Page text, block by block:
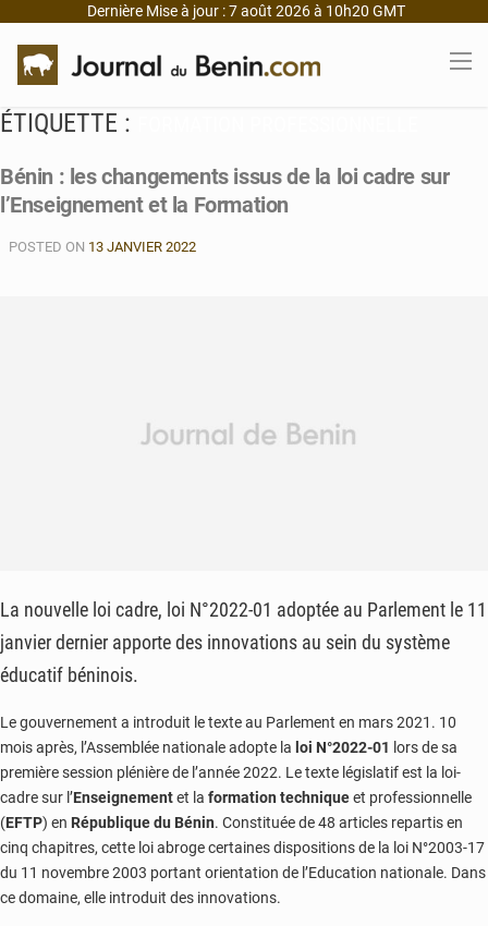
Dernière Mise à jour : 7 août 2026 à 10h20 GMT
ÉTIQUETTE :
Bénin : les changements issus de la loi cadre sur
l’Enseignement et la Formation
POSTED ON 13 JANVIER 2022
La nouvelle loi cadre, loi N°2022-01 adoptée au Parlement le 11
janvier dernier apporte des innovations au sein du système
éducatif béninois.
Le gouvernement a introduit le texte au Parlement en mars 2021. 10
mois après, l’Assemblée nationale adopte la loi N°2022-01 lors de sa
première session plénière de l’année 2022. Le texte législatif est la loi-
cadre sur l’Enseignementet la formation techniqueet professionnelle
(EFTP) en République du Bénin. Constituée de 48 articles repartis en
cinq chapitres, cette loi abroge certaines dispositions de la loi N°2003-17
du 11 novembre 2003 portant orientation de l’Education nationale. Dans
ce domaine, elle introduit des innovations.